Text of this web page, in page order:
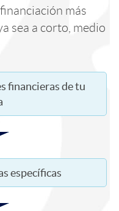
más
sea a corto, medio
financieras de tu
específicas